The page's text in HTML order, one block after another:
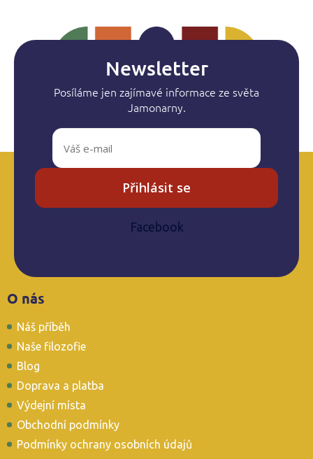
Newsletter
Posíláme jen zajímavé informace ze světa
Jamonarny.
Přihlásit se
Facebook
O nás
Náš příběh
Naše filozofie
Blog
Doprava a platba
Výdejní místa
Obchodní podmínky
Podmínky ochrany osobních údajů